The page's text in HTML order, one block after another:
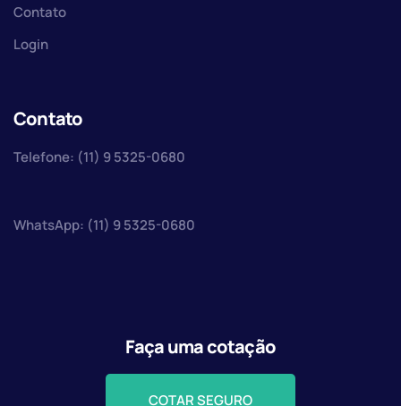
Contato
Login
Contato
Telefone: (11) 9 5325-0680
WhatsApp: (11) 9 5325-0680
Faça uma cotação
COTAR SEGURO